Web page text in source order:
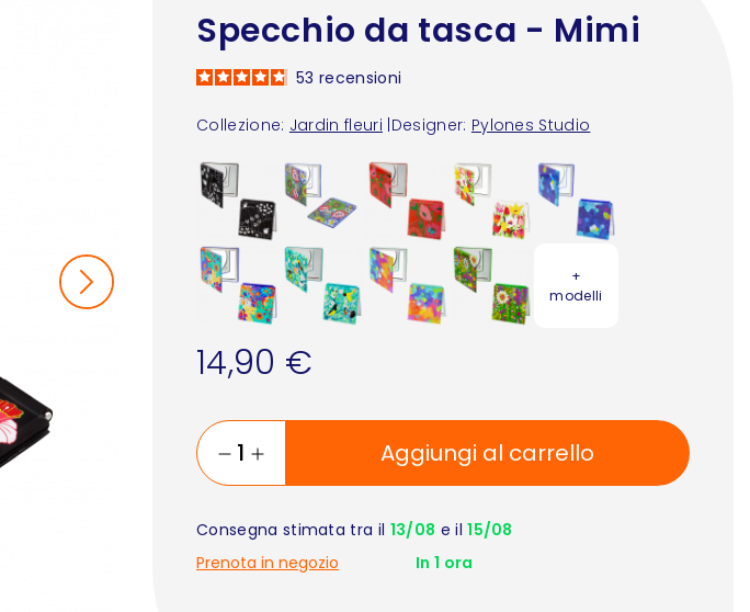
Specchio da tasca - Mimi
Collezione: Jardin fleuri Designer: Pylones Studio
53 recensioni
+
modelli
14,90 €
Aggiungi al carrello
Consegna stimata tra il 13/08 e il15/08
Prenota in negozio
In 1 ora